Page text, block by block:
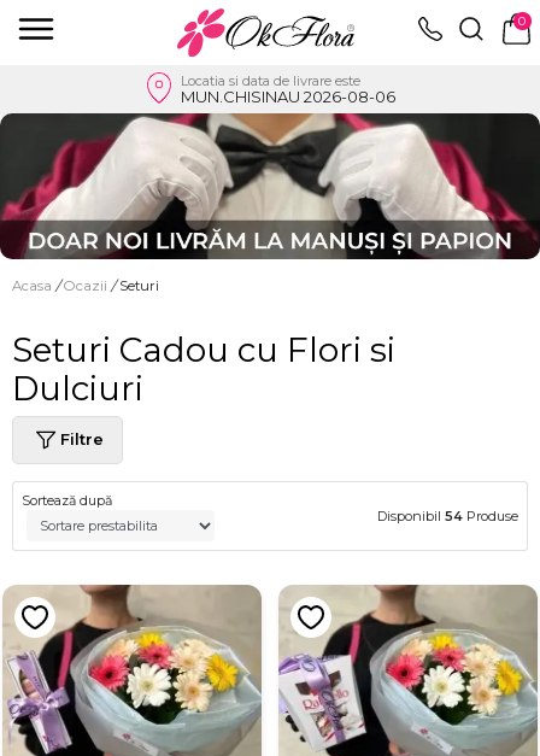
0
Locatia si data de livrare este
MUN.CHISINAU 2026-08-06
Acasa / Ocazii / Seturi
Seturi Cadou cu Flori si
Dulciuri
Filtre
Sortează după
Disponibil 54 Produse